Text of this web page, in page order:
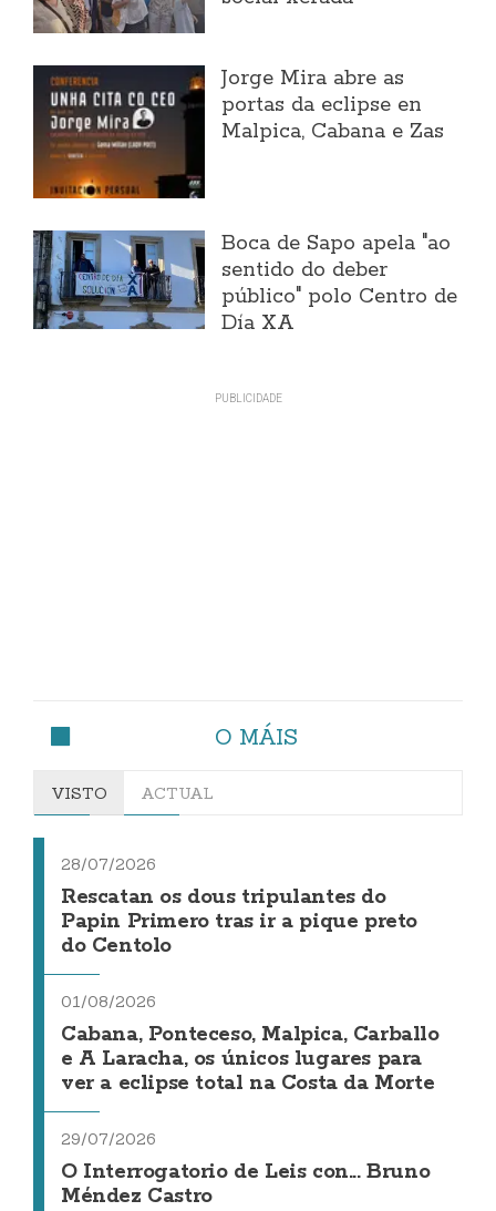
Jorge Mira abre as
portas da eclipse en
Malpica, Cabana e Zas
Boca de Sapo apela "ao
sentido do deber
público" polo Centro de
Día XA
O MÁIS
VISTO ACTUAL
28/07/2026
Rescatan os dous tripulantes do
Papin Primero tras ir a pique preto
do Centolo
01/08/2026
Cabana, Ponteceso, Malpica, Carballo
e A Laracha, os únicos lugares para
ver a eclipse total na Costa da Morte
29/07/2026
O Interrogatorio de Leis con... Bruno
Méndez Castro